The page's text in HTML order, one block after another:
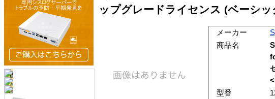
ップグレードライセンス (ベーシ
メーカー
商品名
型番